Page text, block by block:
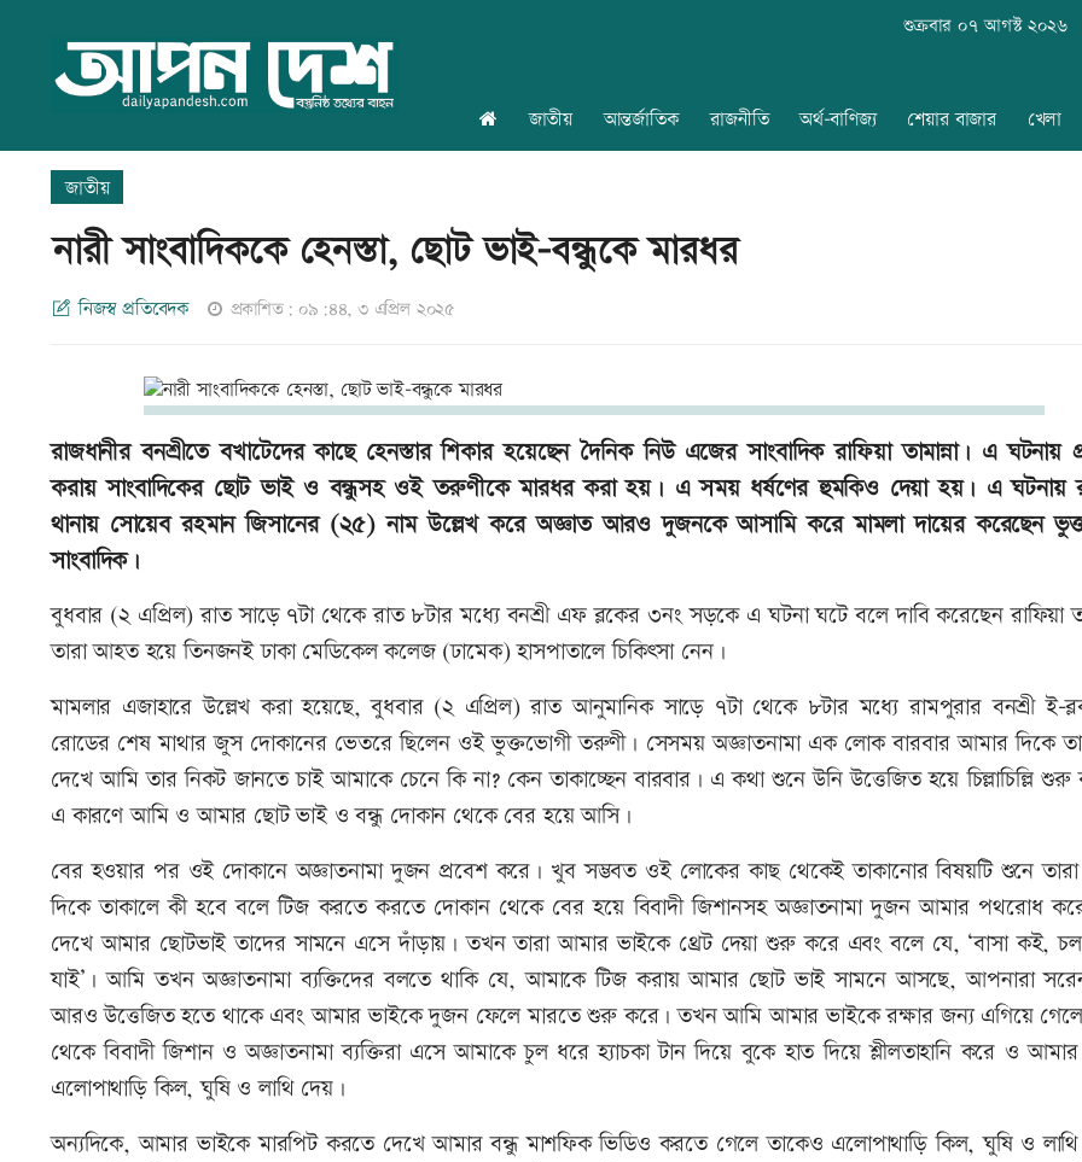
শুক্রবার ০৭ আগস্ট ২০২৬
জাতীয় আন্তর্জাতিক রাজনীতি অর্থ-বাণিজ্য শেয়ার বাজার খেলা
জাতীয়
নারী সাংবাদিককে হেনস্তা, ছোট ভাই-বন্ধুকে মারধর
নিজস্ব প্রতিবেদক প্রকাশিত: ০৯:৪৪, ৩ এপ্রিল ২০২৫
রাজধানীর বনশ্রীতে বখাটেদের কাছে হেনস্তার শিকার হয়েছেন দৈনিক নিউ এজের সাংবাদিক রাফিয়া তামান্না। এ ঘটনায়
করায় সাংবাদিকের ছোট ভাই ও বন্ধুসহ ওই তরুণীকে মারধর করা হয়। এ সময় ধর্ষণের হুমকিও দেয়া হয়। এ ঘটনায়
থানায় সোয়েব রহমান জিসানের (২৫) নাম উল্লেখ করে অজ্ঞাত আরও দুজনকে আসামি করে মামলা দায়ের করেছেন
সাংবাদিক।
বুধবার (২ এপ্রিল) রাত সাড়ে ৭টা থেকে রাত ৮টার মধ্যে বনশ্রী এফ ব্লকের ৩নং সড়কে এ ঘটনা ঘটে বলে দাবি করেছেন রাফিয়া
তারা আহত হয়ে তিনজনই ঢাকা মেডিকেল কলেজ (ঢামেক) হাসপাতালে চিকিৎসা নেন।
মামলার এজাহারে উল্লেখ করা হয়েছে, বুধবার (২ এপ্রিল) রাত আনুমানিক সাড়ে ৭টা থেকে ৮টার মধ্যে রামপুরার বনশ্রী ই-
রোডের শেষ মাথার জুস দোকানের ভেতরে ছিলেন ওই ভুক্তভোগী তরুণী। সেসময় অজ্ঞাতনামা এক লোক বারবার আমার দিকে
দেখে আমি তার নিকট জানতে চাই আমাকে চেনে কি না? কেন তাকাচ্ছেন বারবার। এ কথা শুনে উনি উত্তেজিত হয়ে চিল্লাচিল্লি
এ কারণে আমি ও আমার ছোট ভাই ও বন্ধু দোকান থেকে বের হয়ে আসি।
বের হওয়ার পর ওই দোকানে অজ্ঞাতনামা দুজন প্রবেশ করে। খুব সম্ভবত ওই লোকের কাছ থেকেই তাকানোর বিষয়টি শুনে
দিকে তাকালে কী হবে বলে টিজ করতে করতে দোকান থেকে বের হয়ে বিবাদী জিশানসহ অজ্ঞাতনামা দুজন আমার পথরোধ
দেখে আমার ছোটভাই তাদের সামনে এসে দাঁড়ায়। তখন তারা আমার ভাইকে থ্রেট দেয়া শুরু করে এবং বলে যে, ‘বাসা কই, চল
যাই’। আমি তখন অজ্ঞাতনামা ব্যক্তিদের বলতে থাকি যে, আমাকে টিজ করায় আমার ছোট ভাই সামনে আসছে, আপনারা
আরও উত্তেজিত হতে থাকে এবং আমার ভাইকে দুজন ফেলে মারতে শুরু করে। তখন আমি আমার ভাইকে রক্ষার জন্য এগিয়ে
থেকে বিবাদী জিশান ও অজ্ঞাতনামা ব্যক্তিরা এসে আমাকে চুল ধরে হ্যাচকা টান দিয়ে বুকে হাত দিয়ে শ্লীলতাহানি করে ও
এলোপাথাড়ি কিল, ঘুষি ও লাথি দেয়।
অন্যদিকে, আমার ভাইকে মারপিট করতে দেখে আমার বন্ধু মাশফিক ভিডিও করতে গেলে তাকেও এলোপাথাড়ি কিল, ঘুষি ও লাথি